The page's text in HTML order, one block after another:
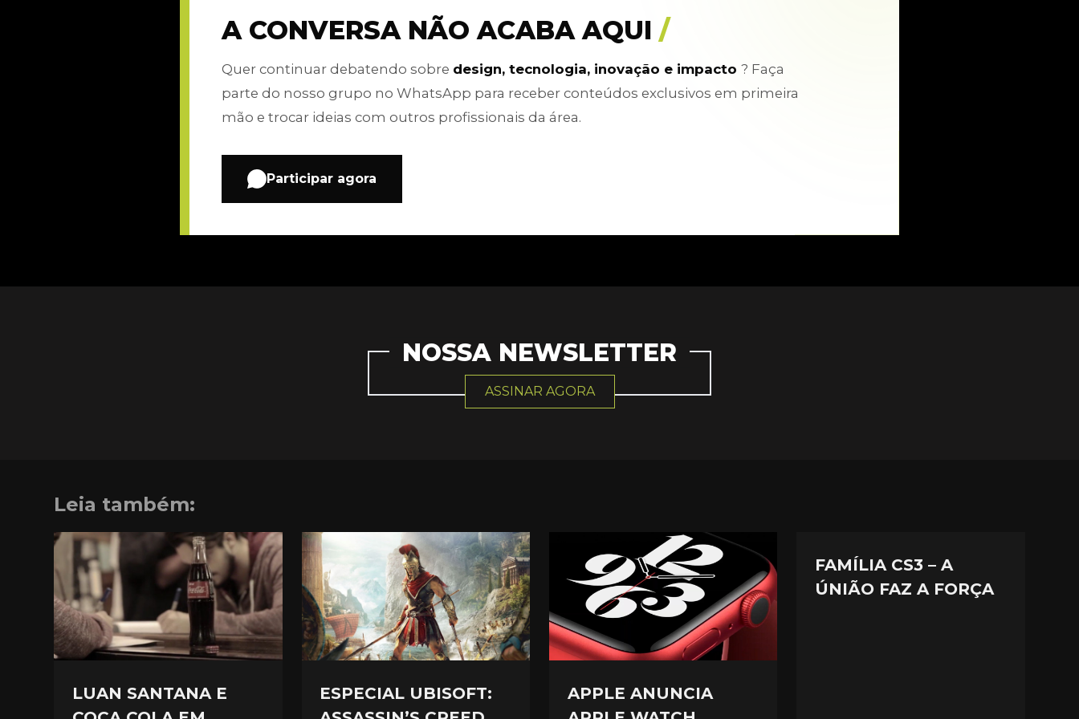
A CONVERSA NÃO ACABA AQUI /
Quer continuar debatendo sobre design, tecnologia, inovação e impacto ? Faça
parte do nosso grupo no WhatsApp para receber conteúdos exclusivos em primeira
mão e trocar ideias com outros profissionais da área.
Participar agora
NOSSA NEWSLETTER
ASSINAR AGORA
Leia também:
LUAN SANTANA E
ESPECIAL UBISOFT:
APPLE ANUNCIA
FAMÍLIA CS3 – A
ÚNIÃO FAZ A FORÇA